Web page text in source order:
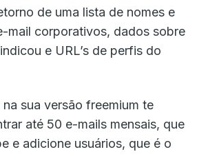
de uma lista de nomes e
mail corporativos, dados sobre
e URL’s de perfis do
sua versão freemium te
até 50 e-mails mensais, que
e adicione usuários, que é o